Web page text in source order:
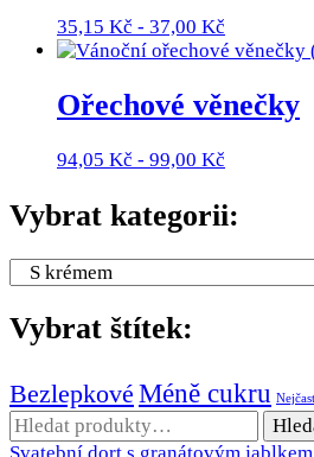
35,15 Kč - 37,00 Kč
Ořechové věnečky
94,05 Kč - 99,00 Kč
Vybrat kategorii:
Vybrat štítek:
Bezlepkové Méně cukru
Hledat: